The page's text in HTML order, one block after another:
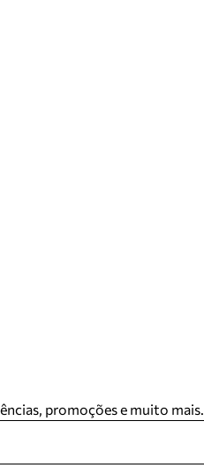
promoções e muito mais.